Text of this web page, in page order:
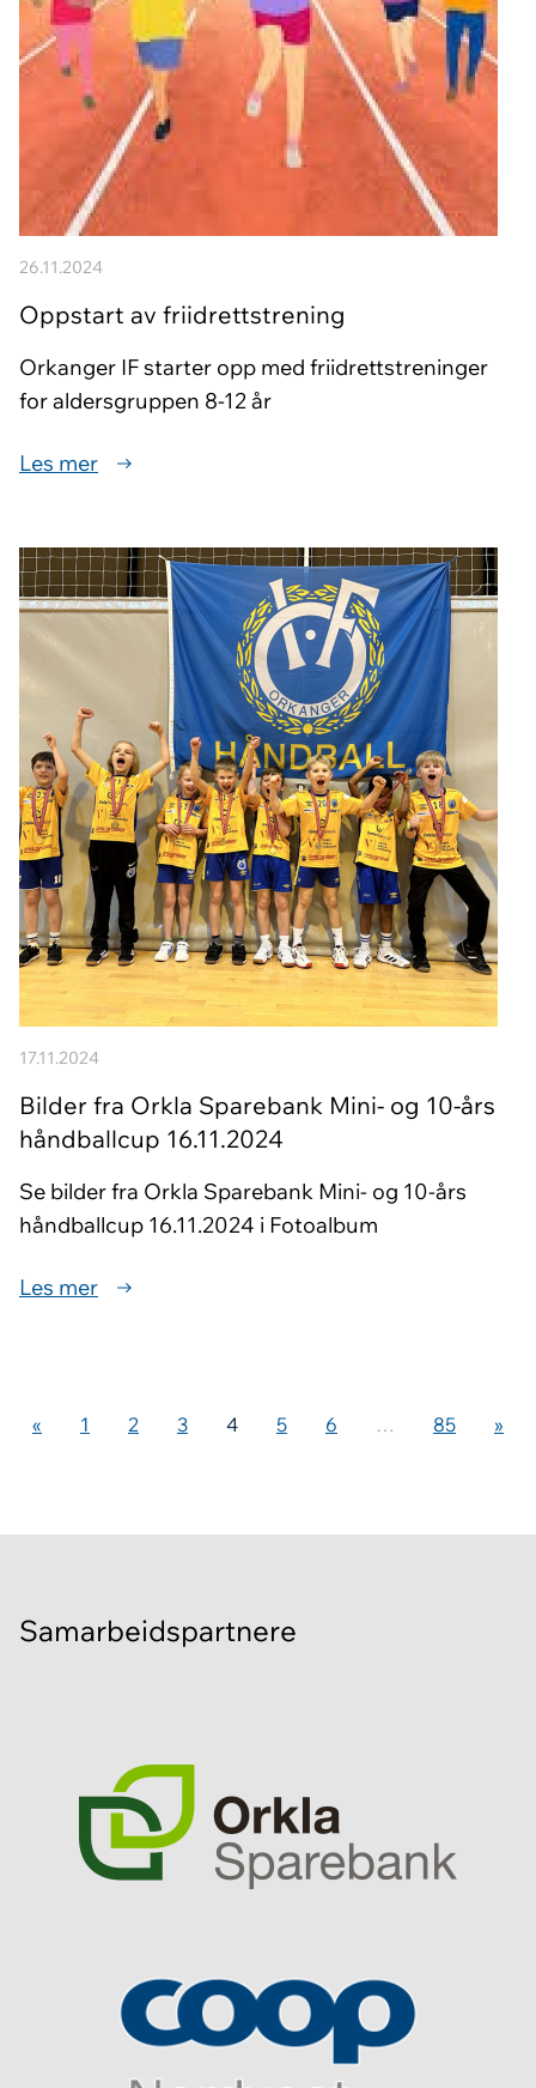
26.11.2024
Oppstart av friidrettstrening
Orkanger IF starter opp med friidrettstreninger
for aldersgruppen 8-12 år
Les mer
17.11.2024
Bilder fra Orkla Sparebank Mini- og 10-års
håndballcup 16.11.2024
Se bilder fra Orkla Sparebank Mini- og 10-års
håndballcup 16.11.2024 i Fotoalbum
Les mer
« 1 2 3 4 5 6 … 85 »
Samarbeidspartnere